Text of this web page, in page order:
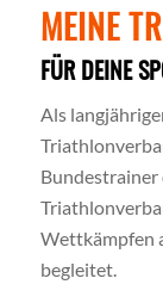
MEINE
FÜR DEINE
Als
Bundestrainer
Wettkämpfen
begleitet.